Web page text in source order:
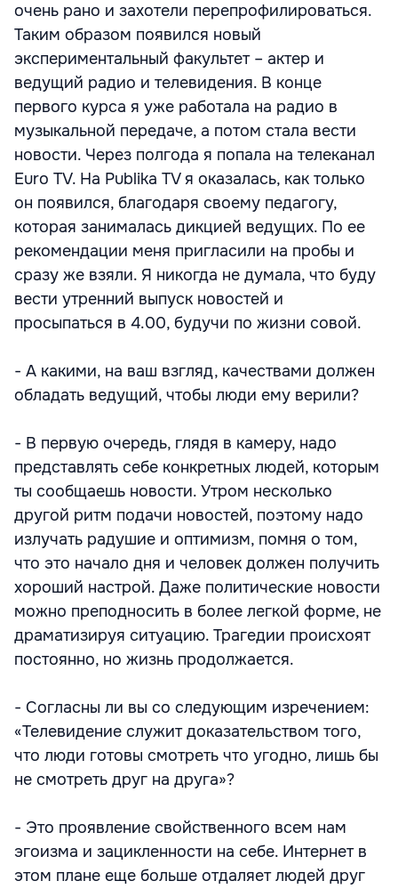
очень рано и захотели перепрофилироваться.
Таким образом появился новый
экспериментальный факультет – актер и
ведущий радио и телевидения. В конце
первого курса я уже работала на радио в
музыкальной передаче, а потом стала вести
новости. Через полгода я попала на телеканал
Euro TV. На Publika TV я оказалась, как только
он появился, благодаря своему педагогу,
которая занималась дикцией ведущих. По ее
рекомендации меня пригласили на пробы и
сразу же взяли. Я никогда не думала, что буду
вести утренний выпуск новостей и
просыпаться в 4.00, будучи по жизни совой.
- А какими, на ваш взгляд, качествами должен
обладать ведущий, чтобы люди ему верили?
- В первую очередь, глядя в камеру, надо
представлять себе конкретных людей, которым
ты сообщаешь новости. Утром несколько
другой ритм подачи новостей, поэтому надо
излучать радушие и оптимизм, помня о том,
что это начало дня и человек должен получить
хороший настрой. Даже политические новости
можно преподносить в более легкой форме, не
драматизируя ситуацию. Трагедии происхоят
постоянно, но жизнь продолжается.
- Согласны ли вы со следующим изречением:
«Телевидение служит доказательством того,
что люди готовы смотреть что угодно, лишь бы
не смотреть друг на друга»?
- Это проявление свойственного всем нам
эгоизма и зацикленности на себе. Интернет в
этом плане еще больше отдаляет людей друг